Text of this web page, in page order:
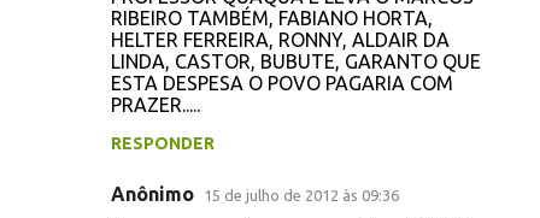
RIBEIRO TAMBÉM, FABIANO HORTA,
HELTER FERREIRA, RONNY, ALDAIR DA
LINDA, CASTOR, BUBUTE, GARANTO QUE
ESTA DESPESA O POVO PAGARIA COM
PRAZER.....
RESPONDER
Anônimo 15 de julho de 2012 às 09:36